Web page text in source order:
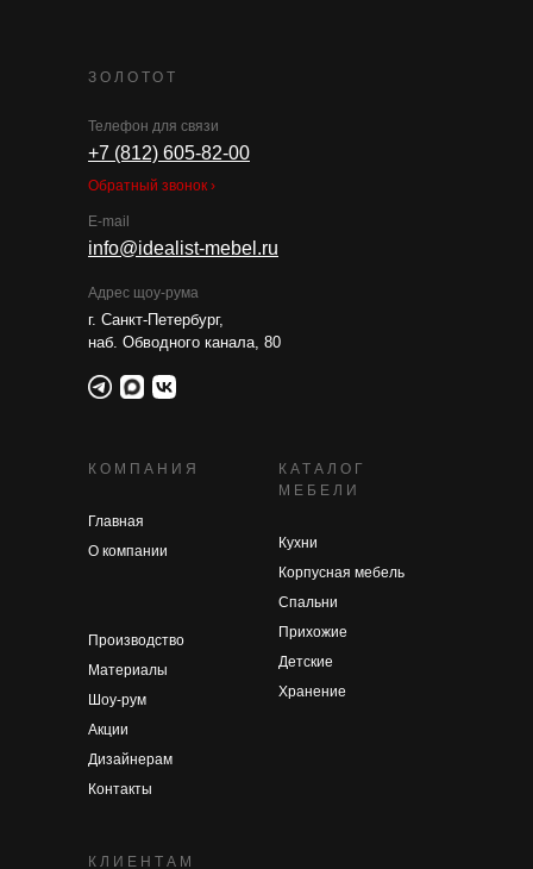
КАТАЛОГ
МЕБЕЛИ
КЛИЕНТАМ
ЗОЛОТОТ
Кухни
Детские
Спальни
Корпусная мебель
Хранение
Прихожие
+7 (812) 605-82-00
info@idealist-mebel.ru
Телефон для связи
E-mail
Адрес щоу-рума
Обратный звонок ›
г. Санкт-Петербург,
наб. Обводного канала, 80
КОМПАНИЯ
Главная
Шоу-рум
О компании
Производство
Контакты
Акции
Дизайнерам
Материалы